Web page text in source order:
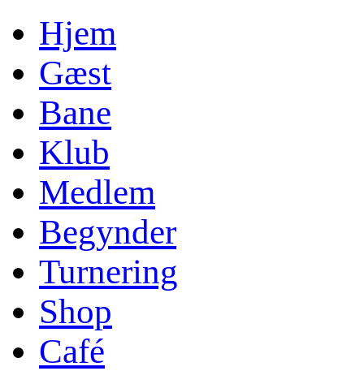
Hjem
Gæst
Bane
Klub
Medlem
Begynder
Turnering
Shop
Café